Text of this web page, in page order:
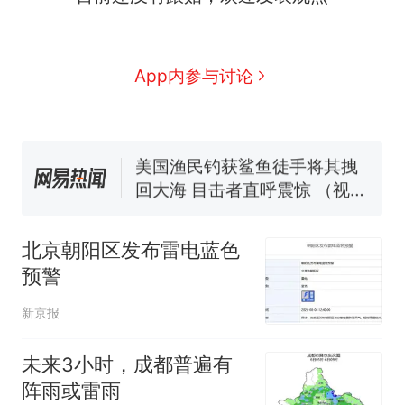
App内参与讨论
140多朵
美国一场追捕行动中，一男子
在车辆行驶中爬上车顶跳舞。
传，院方回应：喻良教授已卸
任院长一职，不清楚辞职信来
美国渔民钓获鲨鱼徒手将其拽
回大海 目击者直呼震惊 （视频
哥士兵搬起大石块投向移民引
争议，此前一天内数万人从摩
北京朝阳区发布雷电蓝色
预警
新京报
未来3小时，成都普遍有
阵雨或雷雨